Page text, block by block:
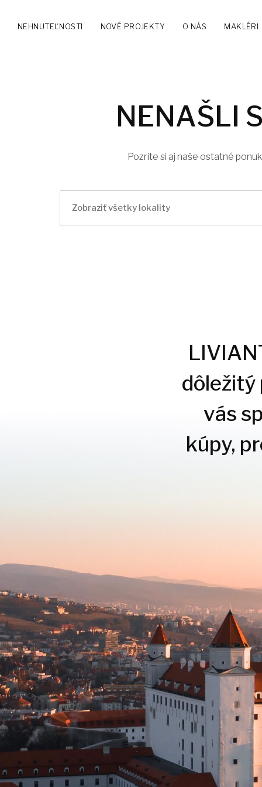
NEHNUTEĽNOSTI NOVÉ PROJEKTY O NÁS MAKLÉRI
NENAŠLI
Pozrite si aj naše ostatné
dôležitý
vás
kúpy,